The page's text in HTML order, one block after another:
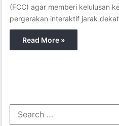
(FCC) agar memberi kelulusan
pergerakan interaktif jarak
Read More »